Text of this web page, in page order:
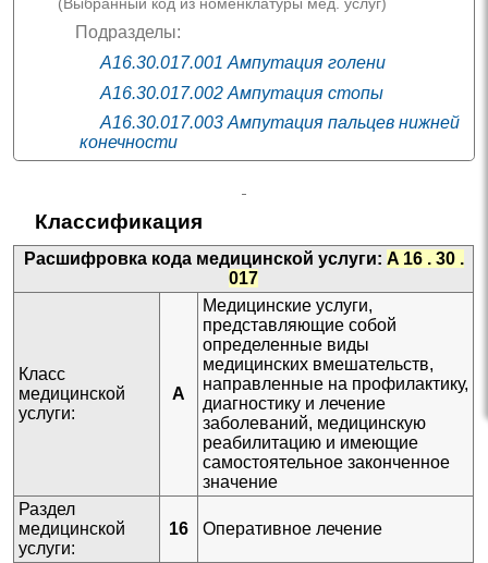
(Выбранный код из номенклатуры мед. услуг)
Подразделы:
A16.30.017.001 Ампутация голени
A16.30.017.002 Ампутация стопы
A16.30.017.003 Ампутация пальцев нижней
конечности
бедренной грыжи
✚A16.30.002 Оперативное лечение пупочной грыжи
A16.30.003 Оперативное лечение околопупочной
A16.30.004 Оперативное лечение грыжи передней
✚A16.30.005 Оперативное лечение
диафрагмальной грыжи
A16.30.006 Лапаротомия
A16.30.007 Дренаж перитонеальный
A16.30.008 Иссечение кожи и подкожно-жировой
клетчатки передней брюшной стенки
(абдоминопластика)
Классификация
Расшифровка кода медицинской услуги: A 16 . 30 .
017
Класс
медицинской
услуги:
A
Медицинские услуги,
представляющие собой
определенные виды
медицинских вмешательств,
направленные на профилактику,
диагностику и лечение
заболеваний, медицинскую
реабилитацию и имеющие
самостоятельное законченное
значение
Раздел
медицинской
услуги:
16 Оперативное лечение